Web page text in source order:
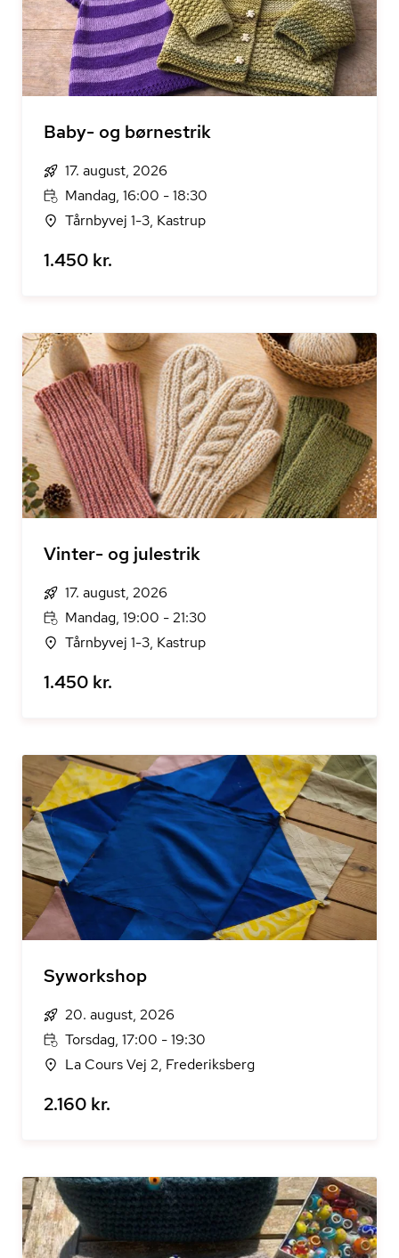
Baby- og børnestrik
17. august, 2026
Mandag, 16:00 - 18:30
Tårnbyvej 1-3, Kastrup
1.450 kr.
Vinter- og julestrik
17. august, 2026
Mandag, 19:00 - 21:30
Tårnbyvej 1-3, Kastrup
1.450 kr.
Syworkshop
20. august, 2026
Torsdag, 17:00 - 19:30
La Cours Vej 2, Frederiksberg
2.160 kr.